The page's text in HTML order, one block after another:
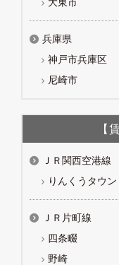
兵庫県
神戸市兵庫区
尼崎市
【
ＪＲ関西空港線
りんくうタウン
ＪＲ片町線
四条畷
野崎